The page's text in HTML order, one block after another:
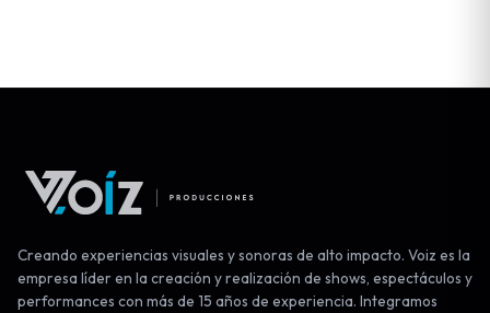
Creando experiencias visuales y sonoras de alto impacto. Voiz es la
empresa líder en la creación y realización de shows, espectáculos y
performances con más de 15 años de experiencia. Integramos